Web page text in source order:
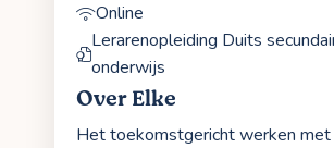
Online
Lerarenopleiding Duits
onderwijs
Over Elke
Het toekomstgericht werken met